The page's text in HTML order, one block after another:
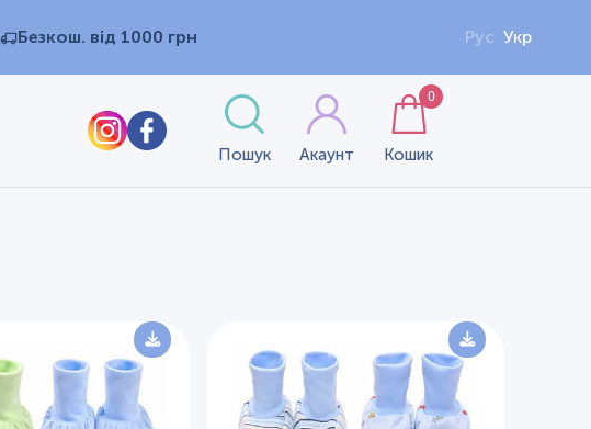
Безкош. від 1000 грн Рус Укр
Пошук Акаунт Кошик
0